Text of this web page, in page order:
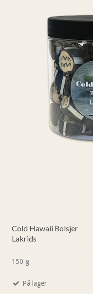
Cold Hawaii Bolsjer
Lakrids
150 g
På lager